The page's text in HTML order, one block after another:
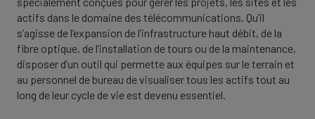
actifs dans le domaine des télécommunications. Qu’il
s’agisse de l’expansion de l’infrastructure haut débit, de la
fibre optique, de l’installation de tours ou de la maintenance,
disposer d’un outil qui permette aux équipes sur le terrain et
au personnel de bureau de visualiser tous les actifs tout au
long de leur cycle de vie est devenu essentiel.